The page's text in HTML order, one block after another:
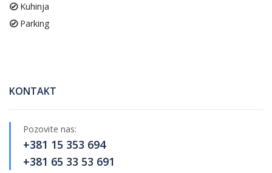
Kuhinja
Parking
KONTAKT
Pozovite nas:
+381 15 353 694
+381 65 33 53 691